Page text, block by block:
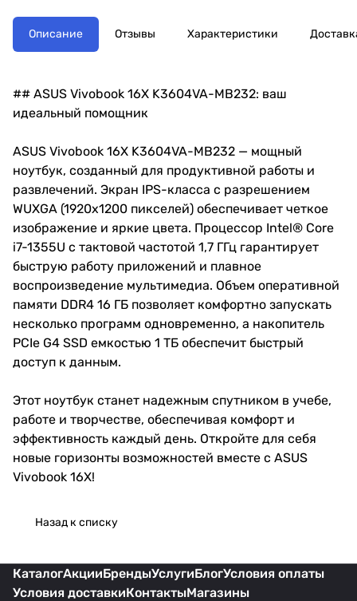
Описание Отзывы Характеристики
## ASUS Vivobook 16X K3604VA-MB232: ваш
идеальный помощник
ASUS Vivobook 16X K3604VA-MB232 — мощный
ноутбук, созданный для продуктивной работы и
развлечений. Экран IPS-класса с разрешением
WUXGA (1920x1200 пикселей) обеспечивает четкое
изображение и яркие цвета. Процессор Intel® Core
i7-1355U с тактовой частотой 1,7 ГГц гарантирует
быструю работу приложений и плавное
воспроизведение мультимедиа. Объем оперативной
памяти DDR4 16 ГБ позволяет комфортно запускать
несколько программ одновременно, а накопитель
PCIe G4 SSD емкостью 1 ТБ обеспечит быстрый
доступ к данным.
Этот ноутбук станет надежным спутником в учебе,
работе и творчестве, обеспечивая комфорт и
эффективность каждый день. Откройте для себя
новые горизонты возможностей вместе с ASUS
Vivobook 16X!
Назад к списку
КаталогАкцииБрендыУслугиБлогУсловия оплаты
Условия доставкиКонтактыМагазины